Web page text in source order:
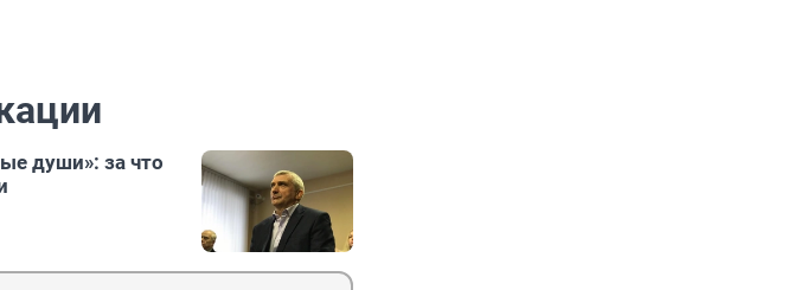
души»: за что